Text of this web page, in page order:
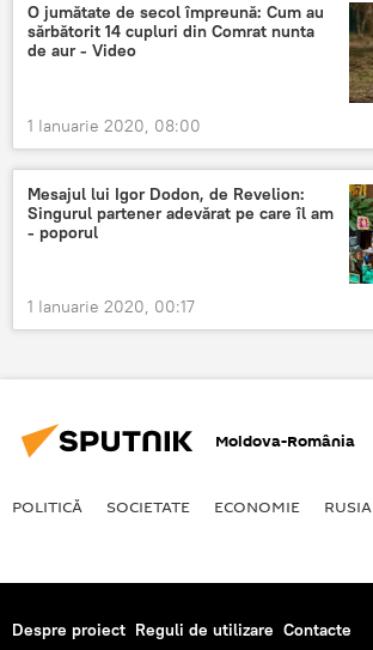
O jumătate de secol împreună: Cum au
sărbătorit 14 cupluri din Comrat nunta
de aur - Video
1 Ianuarie 2020, 08:00
Mesajul lui Igor Dodon, de Revelion:
Singurul partener adevărat pe care îl am
- poporul
1 Ianuarie 2020, 00:17
Moldova-România
POLITICĂ SOCIETATE ECONOMIE RUSIA
Despre proiect Reguli de utilizare Contacte